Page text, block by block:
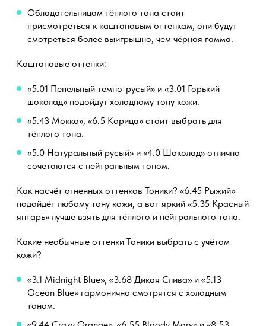
Обладательницам тёплого тона стоит
присмотреться к каштановым оттенкам, они будут
смотреться более выигрышно, чем чёрная гамма.
Каштановые оттенки:
«5.01 Пепельный тёмно-русый» и «3.01 Горький
шоколад» подойдут холодному тону кожи.
«5.43 Мокко», «6.5 Корица» стоит выбрать для
тёплого тона.
«5.0 Натуральный русый» и «4.0 Шоколад» отлично
сочетаются с нейтральным тоном.
Как насчёт огненных оттенков Тоники? «6.45 Рыжий»
подойдёт любому тону кожи, а вот яркий «5.35 Красный
янтарь» лучше взять для тёплого и нейтрального тона.
Какие необычные оттенки Тоники выбрать с учётом
кожи?
«3.1 Midnight Blue», «3.68 Дикая Слива» и «5.13
Ocean Blue» гармонично смотрятся с холодным
тоном.